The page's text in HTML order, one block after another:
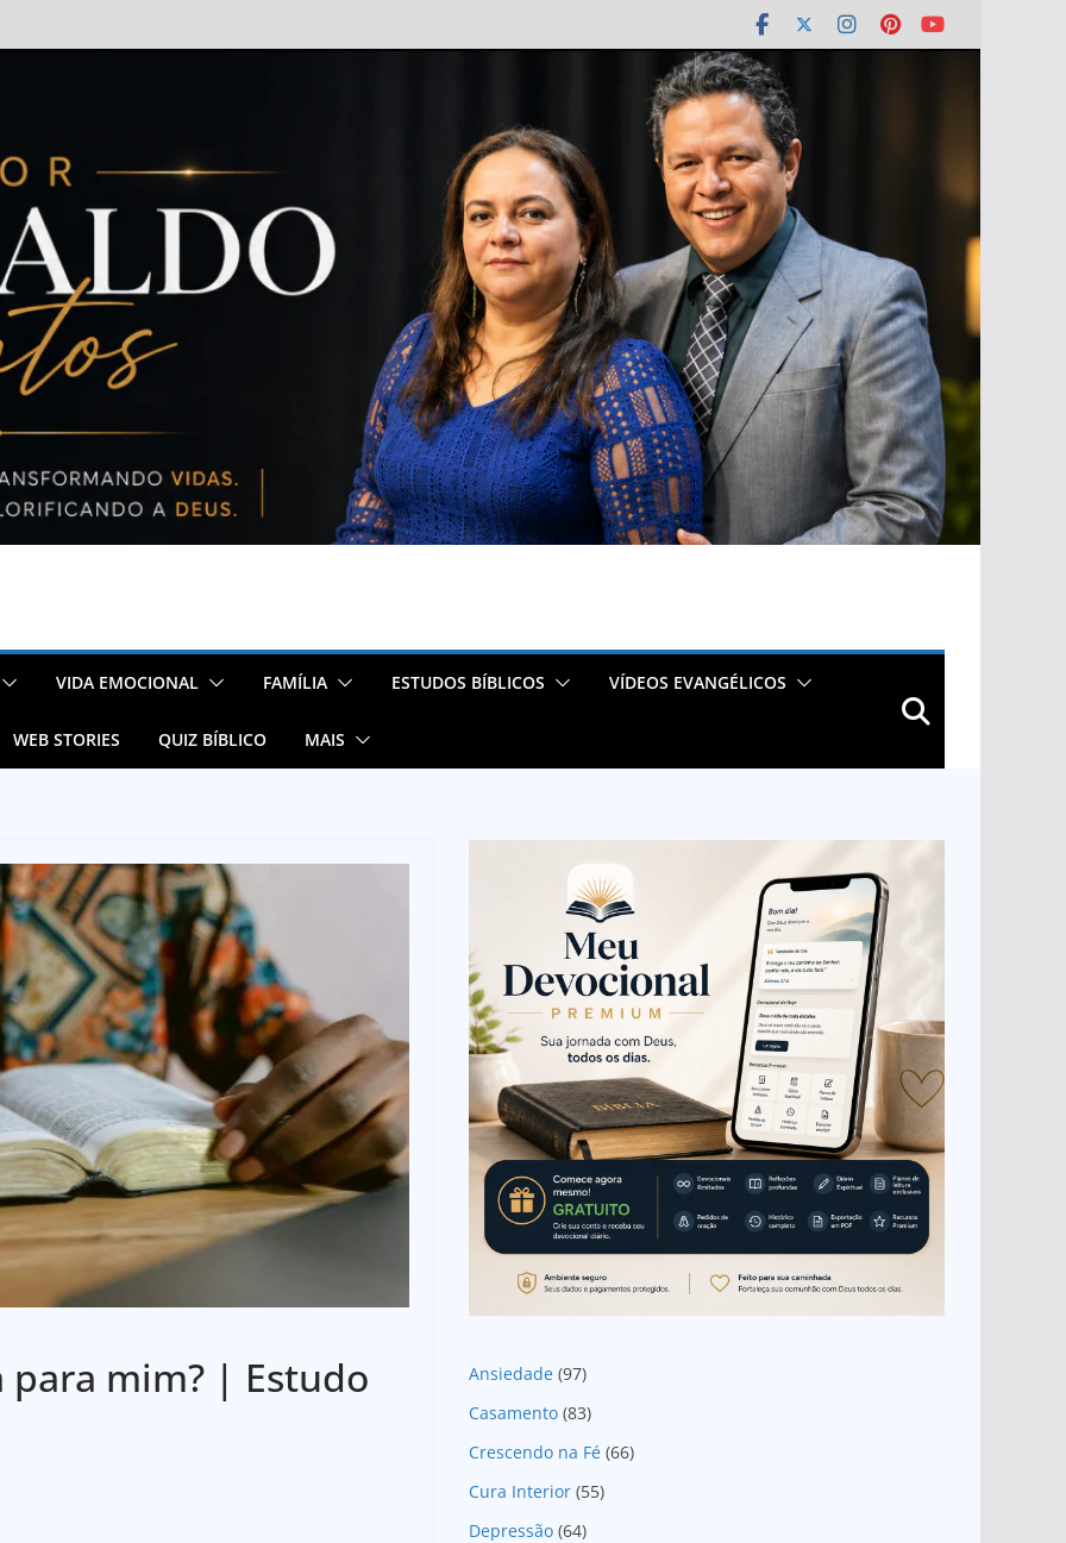
VIDA EMOCIONAL FAMÍLIA ESTUDOS BÍBLICOS VÍDEOS EVANGÉLICOS
WEB STORIES QUIZ BÍBLICO MAIS
para mim? | Estudo
Ansiedade (97)
Casamento (83)
Crescendo na Fé (66)
Cura Interior (55)
Depressão (64)